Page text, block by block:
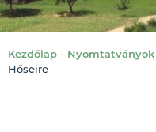
Kezdőlap - Nyomtatványok
Hőseire